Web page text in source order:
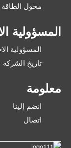
محول الطاقة
المسؤولية
المسؤولية
تاريخ الشركة
معلومة
انضم إلينا
اتصال